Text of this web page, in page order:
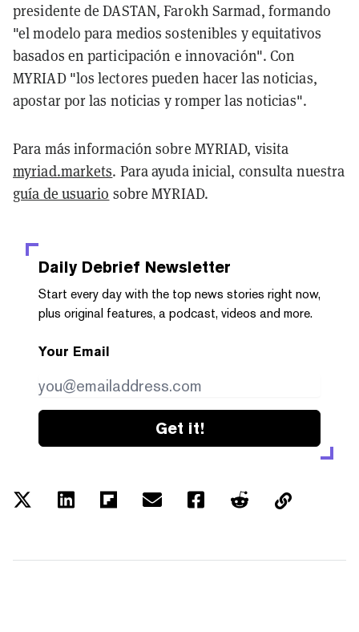
presidente de DASTAN, Farokh Sarmad, formando
"el modelo para medios sostenibles y equitativos
basados en participación e innovación". Con
MYRIAD "los lectores pueden hacer las noticias,
apostar por las noticias y romper las noticias".
Para más información sobre MYRIAD, visita
myriad.markets. Para ayuda inicial, consulta nuestra
guía de usuario sobre MYRIAD.
Daily Debrief Newsletter
Start every day with the top news stories right now,
plus original features, a podcast, videos and more.
Your Email
Get it!